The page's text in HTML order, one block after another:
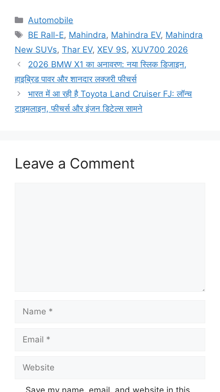
Categories
Automobile
Tags
BE Rall-E, Mahindra, Mahindra EV, Mahindra
New SUVs, Thar EV, XEV 9S, XUV700 2026
2026 BMW X1 का अनावरण: नया स्लिक डिजाइन,
हाइब्रिड पावर और शानदार लक्जरी फीचर्स
भारत में आ रही है Toyota Land Cruiser FJ: लॉन्च
टाइमलाइन, फीचर्स और इंजन डिटेल्स सामने
Leave a Comment
Save my name, email, and website in this